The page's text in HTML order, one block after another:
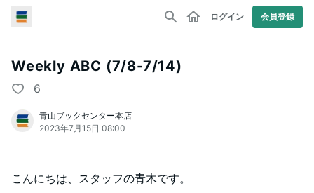
ログイン 会員登録
Weekly ABC (7/8-7/14)
6
青山ブックセンター本店
2023年7月15日 08:00
こんにちは、スタッフの青木です。